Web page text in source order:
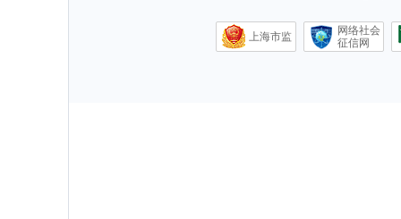
上海市监
网络社会
征信网